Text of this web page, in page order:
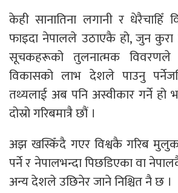
केही सानातिना लगानी र धेरैचाहिँ
फाइदा नेपालले उठाएकै हो, जुन
सूचकहरूको तुलनात्मक
विकासको लाभ देशले पाउनु
तथ्यलाई अब पनि अस्वीकार गर्ने हो
दोस्रो गरिबमात्रै छौं ।
अझ खस्किँदै गएर विश्वकै गरिब
पर्ने र नेपालभन्दा पिछडिएका वा
अन्य देशले उछिनेर जाने निश्चित नै छ ।